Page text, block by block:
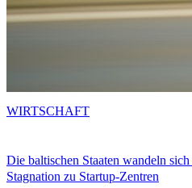
Die baltischen Staaten wandeln
Stagnation zu Startup-Zentren
WIRTSCHAFT